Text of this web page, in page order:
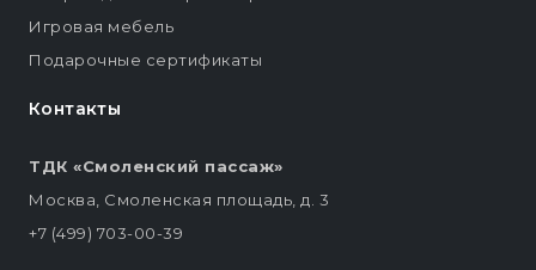
Контакты
ТДК «Смоленский пассаж»
Москва, Смоленская площадь, д. 3
+7 (499) 703-00-39
Игровая мебель
Подарочные сертификаты